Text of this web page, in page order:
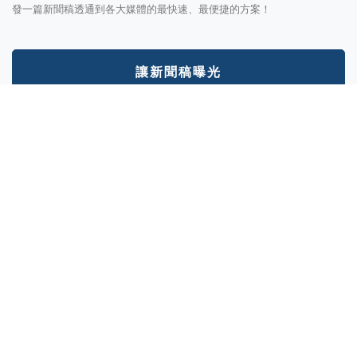
發一篇新聞稿透通到各大媒體的最快速、最便捷的方案！
讓新聞稿曝光